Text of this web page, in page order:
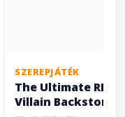
SZEREPJÁTÉK
The Ultimate RPG
Villain Backstory